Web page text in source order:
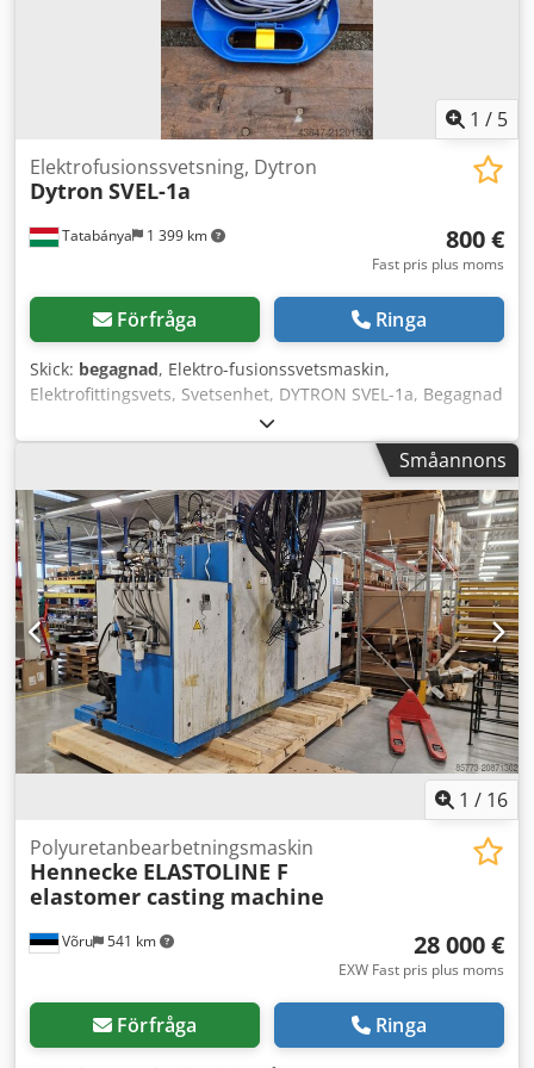
1 / 5
Tatabánya 1 399 km
Elektrofusionssvetsning, Dytron
Dytron SVEL-1a
800 €
Fast pris plus moms
Förfråga Ringa
Skick: begagnad, Elektro-fusionssvetsmaskin,
Elektrofittingsvets, Svetsenhet, DYTRON SVEL-1a, Begagnad
maskin Dkjdpfx Ajyiarhsagor Tillverkare: DYTRON Modell:
SVEL-1a Yttermått: Bredd: 300 mm Djup: 270 mm Höjd: 90
Småannons
1 / 16
Võru 541 km
Polyuretanbearbetningsmaskin
Hennecke ELASTOLINE F
elastomer casting machine
28 000 €
EXW Fast pris plus moms
Förfråga Ringa